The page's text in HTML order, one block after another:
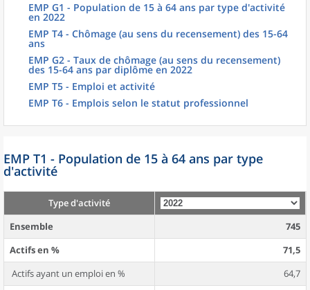
EMP G1 - Population de 15 à 64 ans par type d'activité
en 2022
EMP T4 - Chômage (au sens du recensement) des 15-64
ans
EMP G2 - Taux de chômage (au sens du recensement)
des 15-64 ans par diplôme en 2022
EMP T5 - Emploi et activité
EMP T6 - Emplois selon le statut professionnel
EMP T1 - Population de 15 à 64 ans par type
d'activité
Type d'activité
Ensemble
745
Actifs en %
71,5
Actifs ayant un emploi en %
64,7